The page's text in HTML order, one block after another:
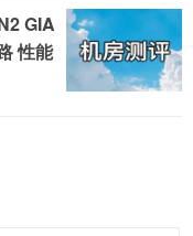
GIA
性能